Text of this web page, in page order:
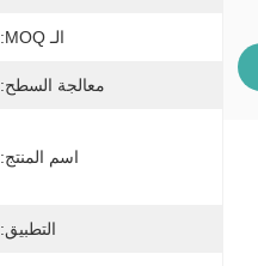
الـ MOQ:
معالجة السطح:
اسم المنتج:
التطبيق: